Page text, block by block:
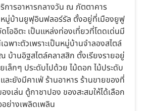
การอาหารกลางวัน ณ ภัตตาคาร
มู่บ้านยูฟุอินฟลอร์รัล ตั้งอยู่ที่เมืองยูฟู
โออิตะ เป็นแหล่งท่องเที่ยวที่โดดเด่นมี
พาะตัวเพราะเป็นหมู่บ้านจำลองสไตล์
บ้านอิฐสไตล์คลาสสิก ตั้งเรียงรายอยู่
ล็กๆ ประดับไปด้วย ไม้ดอก ไม้ประดับ
ละยังมีคาเฟ่ ร้านอาหาร ร้านขายของที่
งเล่น ตู้กาชาปอง ของสะสมให้ได้เลือก
ย่างเพลิดเพลิน